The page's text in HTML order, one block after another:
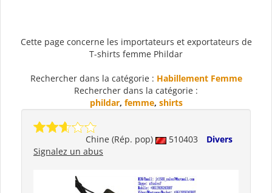
Cette page concerne les importateurs et exportateurs de
T-shirts femme Phildar
Rechercher dans la catégorie : Habillement Femme
Rechercher dans la catégorie :
phildar, femme, shirts
Chine (Rép. pop) 510403
Divers
Signalez un abus